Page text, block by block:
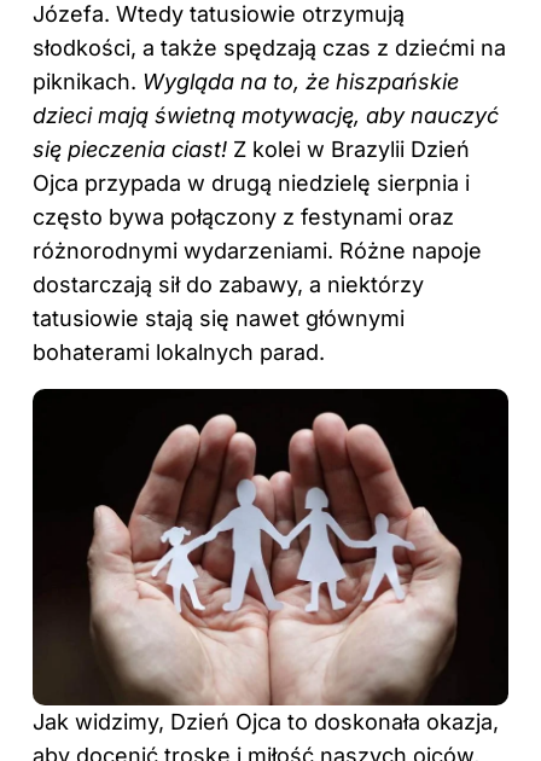
Józefa. Wtedy tatusiowie otrzymują
słodkości, a także spędzają czas z dziećmi na
piknikach. Wygląda na to, że hiszpańskie
dzieci mają świetną motywację, aby nauczyć
się pieczenia ciast! Z kolei w Brazylii Dzień
Ojca przypada w drugą niedzielę sierpnia i
często bywa połączony z festynami oraz
różnorodnymi wydarzeniami. Różne napoje
dostarczają sił do zabawy, a niektórzy
tatusiowie stają się nawet głównymi
bohaterami lokalnych parad.
Jak widzimy, Dzień Ojca to doskonała okazja,